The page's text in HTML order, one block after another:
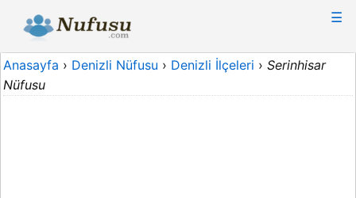
☰
Anasayfa › Denizli Nüfusu › Denizli İlçeleri › Serinhisar
Nüfusu